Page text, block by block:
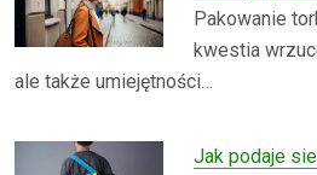
Pakowanie
kwestia
ale także umiejętności…
Jak podaje